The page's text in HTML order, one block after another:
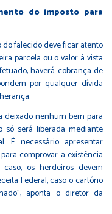
do imposto para
falecido deve ficar atento
parcela ou o valor à vista
haverá cobrança de
por qualquer dívida
deixado nenhum bem para
só será liberada mediante
É necessário apresentar
comprovar a existência
os herdeiros devem
Federal, caso o cartório
aponta o diretor da